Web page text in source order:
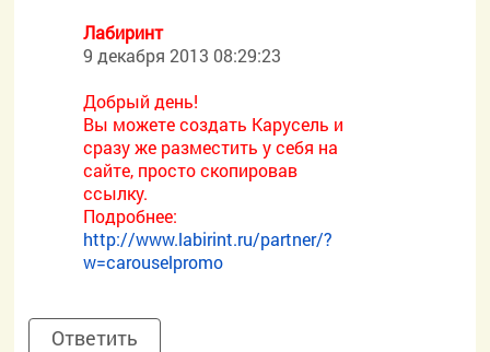
Лабиринт
9 декабря 2013 08:29:23
Добрый день!
Вы можете создать Карусель и
сразу же разместить у себя на
сайте, просто скопировав
ссылку.
Подробнее:
http://www.labirint.ru/partner/?
w=carouselpromo
Ответить